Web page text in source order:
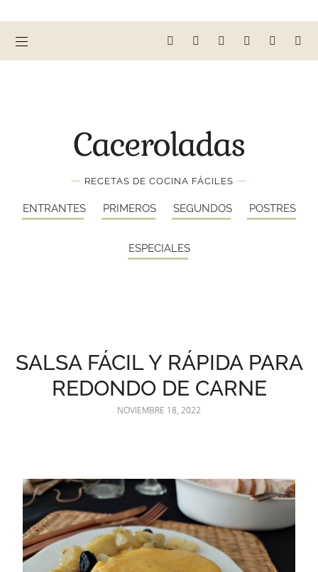
Caceroladas
— RECETAS DE COCINA FÁCILES —
ENTRANTES PRIMEROS SEGUNDOS POSTRES
ESPECIALES
SALSA FÁCIL Y RÁPIDA PARA
REDONDO DE CARNE
NOVIEMBRE 18, 2022